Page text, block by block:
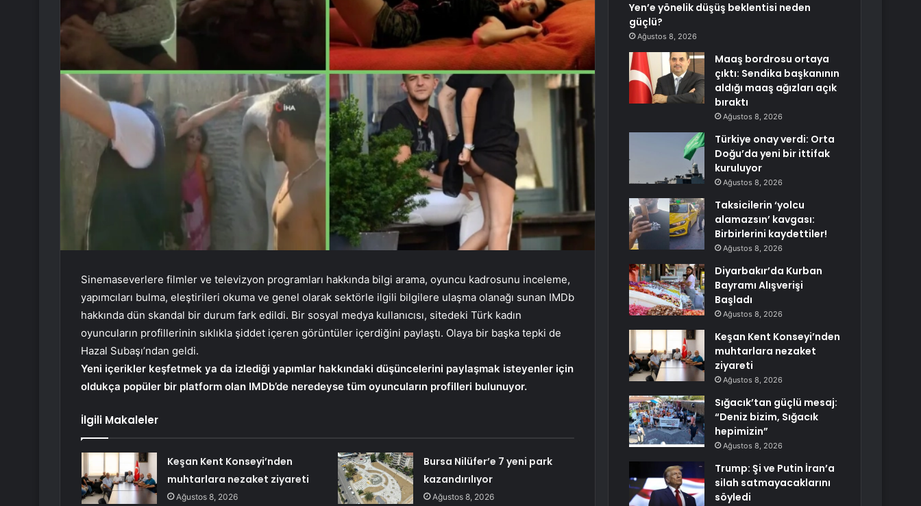
Sinemaseverlere filmler ve televizyon programları hakkında bilgi arama, oyuncu kadrosunu inceleme,
yapımcıları bulma, eleştirileri okuma ve genel olarak sektörle ilgili bilgilere ulaşma olanağı sunan IMDb
hakkında dün skandal bir durum fark edildi. Bir sosyal medya kullanıcısı, sitedeki Türk kadın
oyuncuların profillerinin sıklıkla şiddet içeren görüntüler içerdiğini paylaştı. Olaya bir başka tepki de
Hazal Subaşı’ndan geldi.
Yeni içerikler keşfetmek ya da izlediği yapımlar hakkındaki düşüncelerini paylaşmak isteyenler için
oldukça popüler bir platform olan IMDb’de neredeyse tüm oyuncuların profilleri bulunuyor.
İlgili Makaleler
Keşan Kent Konseyi’nden
muhtarlara nezaket ziyareti
Ağustos 8, 2026
Bursa Nilüfer’e 7 yeni park
kazandırılıyor
Ağustos 8, 2026
Yen’e yönelik düşüş beklentisi neden
güçlü?
Ağustos 8, 2026
Maaş bordrosu ortaya
çıktı: Sendika başkanının
aldığı maaş ağızları açık
bıraktı
Ağustos 8, 2026
Türkiye onay verdi: Orta
Doğu’da yeni bir ittifak
kuruluyor
Ağustos 8, 2026
Taksicilerin ‘yolcu
alamazsın’ kavgası:
Birbirlerini kaydettiler!
Ağustos 8, 2026
Diyarbakır’da Kurban
Bayramı Alışverişi
Başladı
Ağustos 8, 2026
Keşan Kent Konseyi’nden
muhtarlara nezaket
ziyareti
Ağustos 8, 2026
Sığacık’tan güçlü mesaj:
“Deniz bizim, Sığacık
hepimizin”
Ağustos 8, 2026
Trump: Şi ve Putin İran’a
silah satmayacaklarını
söyledi